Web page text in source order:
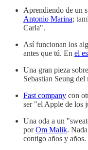
Aprendiendo de un
Antonio Marina;
Carla".
Así funcionan los
antes que tú. En el
Una gran pieza
Sebastian Seung
Fast company con
ser "el Apple de los
Una oda a un
porOm Malik.
contigo años y años.